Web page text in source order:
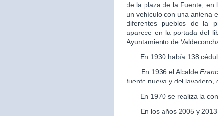
de la plaza de la Fuente, en
un vehículo con una antena
diferentes pueblos de la
aparece en la portada del
Ayuntamiento de
En 1930 había 138
En 1936 el Alcalde
fuente nueva y del lavadero,
En 1970 se realiza la
En los años 2005 y 2013